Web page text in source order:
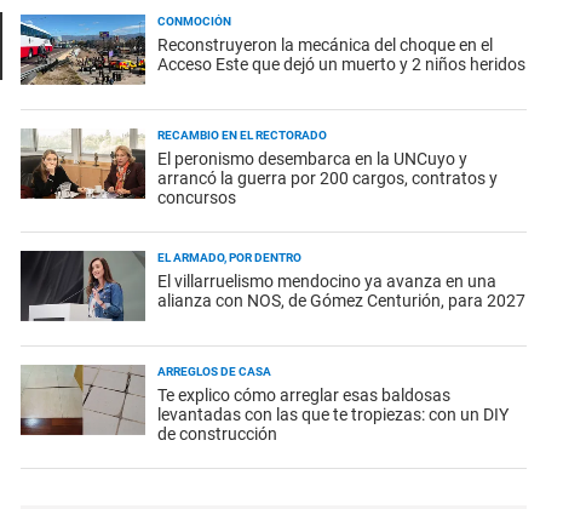
CONMOCIÓN
Reconstruyeron la mecánica del choque en el
Acceso Este que dejó un muerto y 2 niños heridos
RECAMBIO EN EL RECTORADO
El peronismo desembarca en la UNCuyo y
arrancó la guerra por 200 cargos, contratos y
concursos
EL ARMADO, POR DENTRO
El villarruelismo mendocino ya avanza en una
alianza con NOS, de Gómez Centurión, para 2027
ARREGLOS DE CASA
Te explico cómo arreglar esas baldosas
levantadas con las que te tropiezas: con un DIY
de construcción